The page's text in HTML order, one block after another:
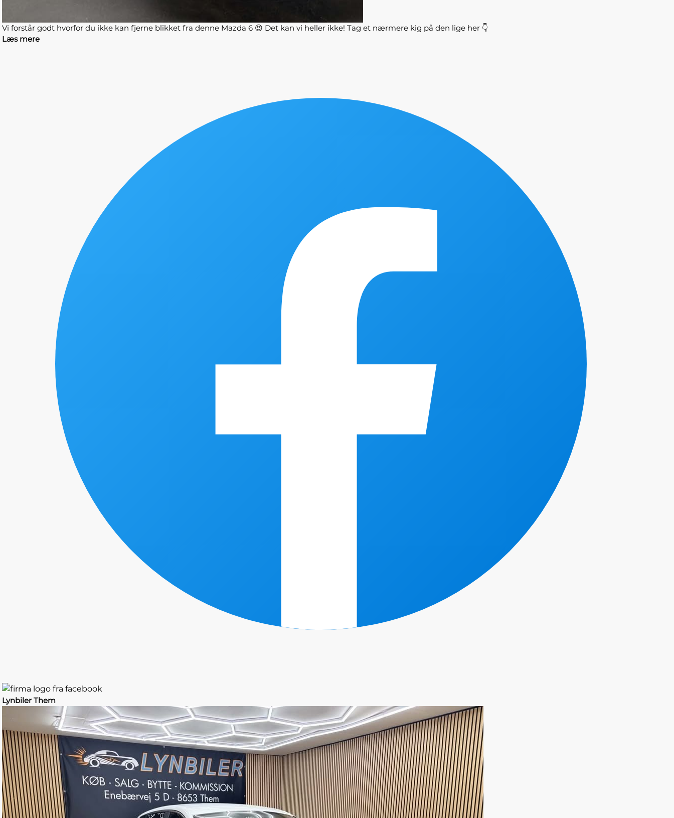
Vi forstår godt hvorfor du ikke kan fjerne blikket fra denne Mazda 6 😍 Det kan vi heller ikke! Tag et nærmere kig på den lige her 👇
Læs mere
Lynbiler Them